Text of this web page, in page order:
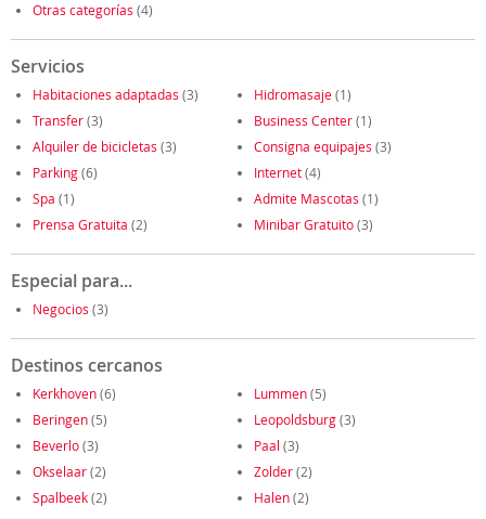
Otras categorías (4)
Servicios
Habitaciones adaptadas (3) Hidromasaje(1)
Transfer(3) Business Center(1)
Alquiler de bicicletas (3) Consigna equipajes (3)
Parking(6) Internet(4)
Spa (1) Admite Mascotas (1)
Prensa Gratuita (2) Minibar Gratuito(3)
Especial para...
Negocios (3)
Destinos cercanos
Kerkhoven(6) Lummen(5)
Beringen(5) Leopoldsburg(3)
Beverlo(3) Paal (3)
Okselaar(2) Zolder(2)
Spalbeek(2) Halen(2)